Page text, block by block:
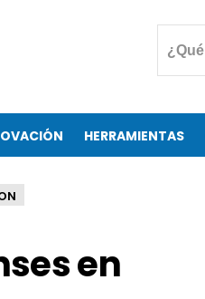
HERRAMIENTAS
en